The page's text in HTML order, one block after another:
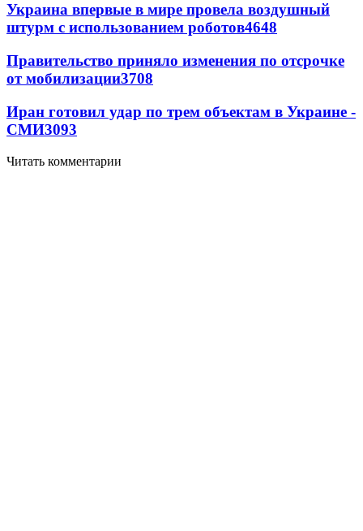
Украина впервые в мире провела воздушный
штурм с использованием роботов4648
Правительство приняло изменения по отсрочке
от мобилизации3708
Иран готовил удар по трем объектам в Украине -
СМИ3093
Читать комментарии